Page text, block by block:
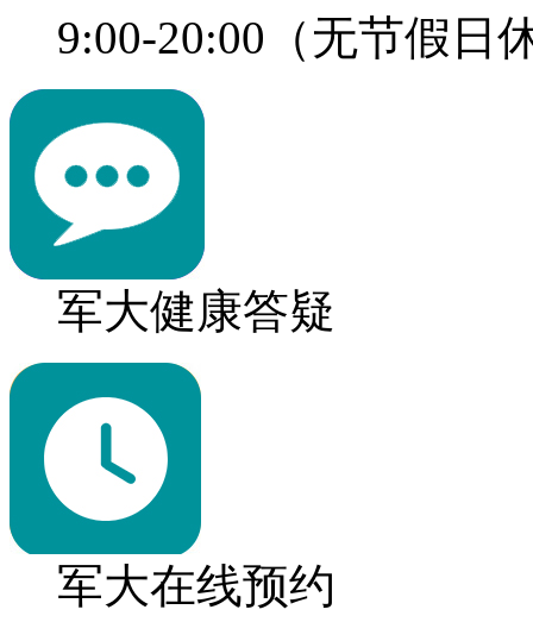
9:00-20:00（无节假日
军大健康答疑
军大在线预约